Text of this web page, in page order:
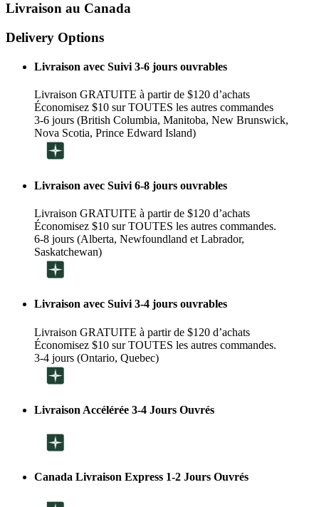
Livraison au Canada
Delivery Options
Livraison avec Suivi 3-6 jours ouvrables
Livraison GRATUITE à partir de $120 d’achats
Économisez $10 sur TOUTES les autres commandes
3-6 jours (British Columbia, Manitoba, New Brunswick,
Nova Scotia, Prince Edward Island)
Livraison avec Suivi 6-8 jours ouvrables
Livraison GRATUITE à partir de $120 d’achats
Économisez $10 sur TOUTES les autres commandes.
6-8 jours (Alberta, Newfoundland et Labrador,
Saskatchewan)
Livraison avec Suivi 3-4 jours ouvrables
Livraison GRATUITE à partir de $120 d’achats
Économisez $10 sur TOUTES les autres commandes.
3-4 jours (Ontario, Quebec)
Livraison Accélérée 3-4 Jours Ouvrés
Canada Livraison Express 1-2 Jours Ouvrés